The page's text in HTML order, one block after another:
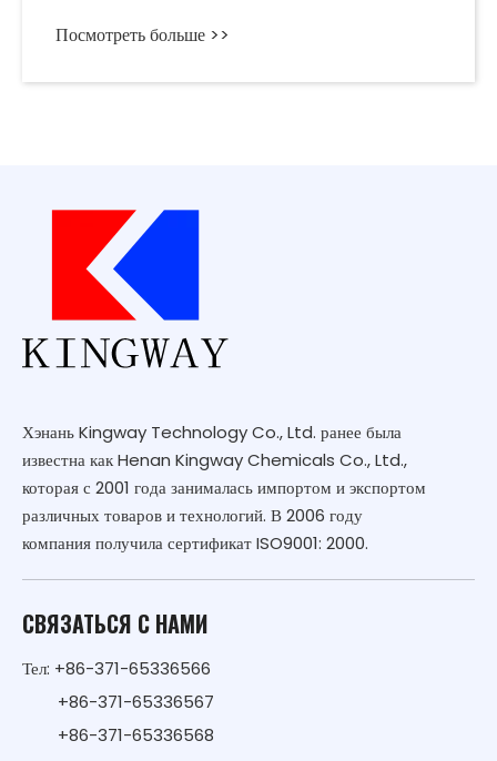
Посмотреть больше >>
Хэнань Kingway Technology Co., Ltd. ранее была
известна как Henan Kingway Chemicals Co., Ltd.,
которая с 2001 года занималась импортом и экспортом
различных товаров и технологий. В 2006 году
компания получила сертификат ISO9001: 2000.
СВЯЗАТЬСЯ С НАМИ
Тел: +86-371-65336566
+86-371-65336567
+86-371-65336568